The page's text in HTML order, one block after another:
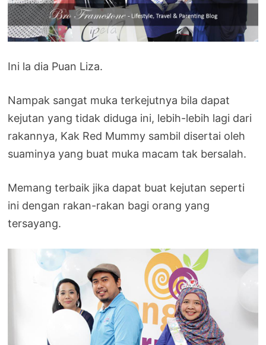
Ini la dia Puan Liza.
Nampak sangat muka terkejutnya bila dapat
kejutan yang tidak diduga ini, lebih-lebih lagi dari
rakannya, Kak Red Mummy sambil disertai oleh
suaminya yang buat muka macam tak bersalah.
Memang terbaik jika dapat buat kejutan seperti
ini dengan rakan-rakan bagi orang yang
tersayang.